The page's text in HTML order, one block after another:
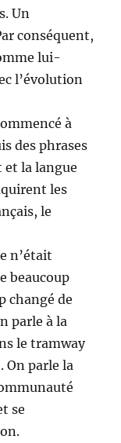
Un
conséquent,
lui-
l’évolution
à
des phrases
et la langue
les
le
n’était
beaucoup
changé de
parle à la
le tramway
On parle la
se